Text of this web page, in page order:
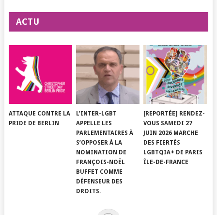
ACTU
ATTAQUE CONTRE LA
PRIDE DE BERLIN
L’INTER-LGBT
APPELLE LES
PARLEMENTAIRES À
S’OPPOSER À LA
NOMINATION DE
FRANÇOIS-NOËL
BUFFET COMME
DÉFENSEUR DES
DROITS.
[REPORTÉE] RENDEZ-
VOUS SAMEDI 27
JUIN 2026 MARCHE
DES FIERTÉS
LGBTQIA+ DE PARIS
ÎLE-DE-FRANCE